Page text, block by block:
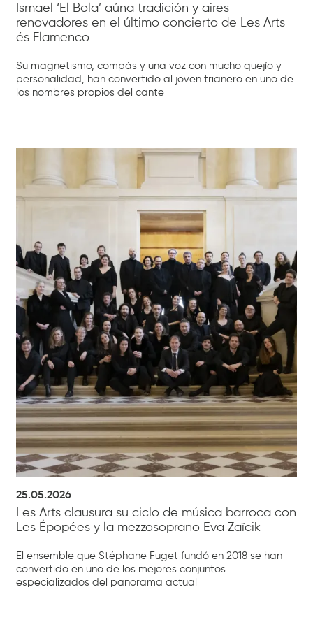
Ismael ‘El Bola’ aúna tradición y aires
renovadores en el último concierto de Les Arts
és Flamenco
Su magnetismo, compás y una voz con mucho quejío y
personalidad, han convertido al joven trianero en uno de
los nombres propios del cante
25.05.2026
Les Arts clausura su ciclo de música barroca con
Les Épopées y la mezzosoprano Eva Zaïcik
El ensemble que Stéphane Fuget fundó en 2018 se han
convertido en uno de los mejores conjuntos
especializados del panorama actual